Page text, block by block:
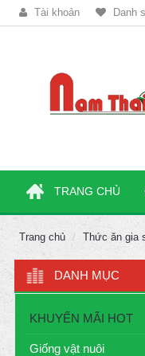
Tài khoản Danh
TRANG CHỦ
Trang chủ Thức ăn gia
DANH MỤC
KHUYẾN MÃI HOT
Giống vật nuôi